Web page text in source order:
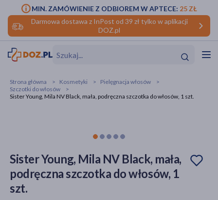
Darmowa dostawa z InPost od 39 zł tylko w aplikacji
DOZ.pl
MIN. ZAMÓWIENIE Z ODBIOREM W APTECE: 25 ZŁ
Hit
Strona główna Kosmetyki
Pielęgnacja włosów
Szczotki do włosów
Sister Young, Mila NV Black, mała, podręczna szczotka do włosów, 1 szt.
Sister Young, Mila NV Black, mała,
podręczna szczotka do włosów, 1
szt.